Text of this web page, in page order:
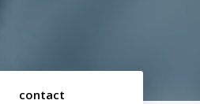
contact